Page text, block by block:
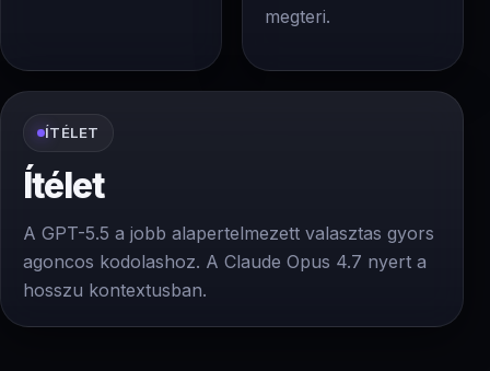
megteri.
ÍTÉLET
Ítélet
A GPT-5.5 a jobb alapertelmezett valasztas gyors
agoncos kodolashoz. A Claude Opus 4.7 nyert a
hosszu kontextusban.